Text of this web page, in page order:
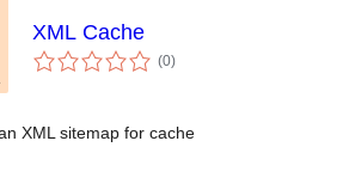
XML Cache
(0αξιολογήσεις
σύνολο
)
XML sitemap for cache